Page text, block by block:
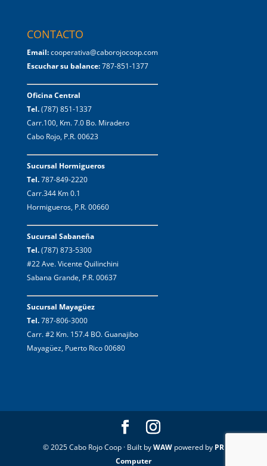
CONTACTO
Email:cooperativa@caborojocoop.com
Escuchar su balance:787-851-1377
Oficina Central
Tel.(787) 851-1337
Carr.100, Km. 7.0 Bo. Miradero
Cabo Rojo, P.R. 00623
Sucursal Hormigueros
Tel.787-849-2220
Carr.344 Km 0.1
Hormigueros, P.R. 00660
Sucursal Sabaneña
Tel.(787) 873-5300
#22 Ave. Vicente Quilinchini
Sabana Grande, P.R. 00637
Sucursal Mayagüez
Tel.787-806-3000
Carr. #2 Km. 157.4 BO. Guanajibo
Mayagüez, Puerto Rico 00680
© 2025 Cabo Rojo Coop · Built byWAWpowered by PR
Computer